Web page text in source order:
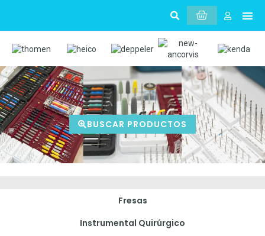
BUSCAR PRODUCTOS
Fresas
Instrumental Quirúrgico